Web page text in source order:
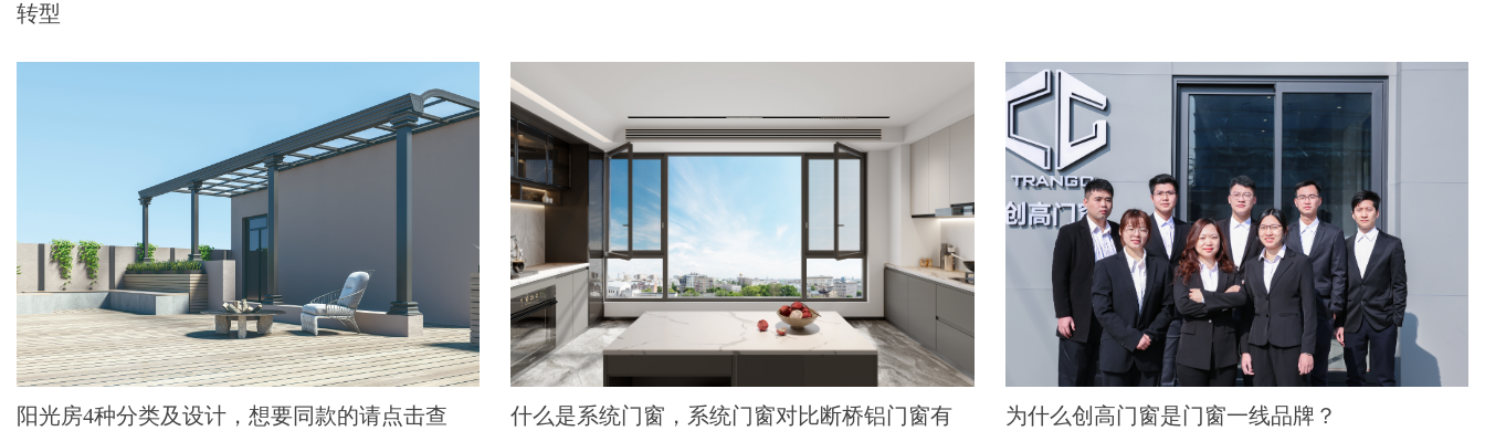
转型
阳光房4种分类及设计，想要同款的请点击查
什么是系统门窗，系统门窗对比断桥铝门窗有
为什么创高门窗是门窗一线品牌？